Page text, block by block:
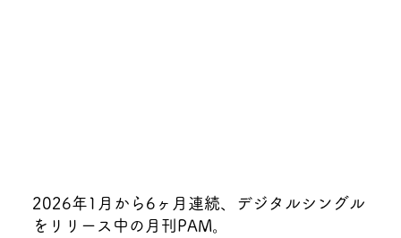
2026年1月から6ヶ月連続、デジタルシングル
をリリース中の月刊PAM。